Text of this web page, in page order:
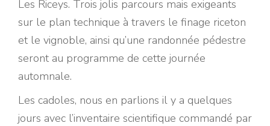
Les Riceys. Trois jolis parcours mais exigeants
sur le plan technique à travers le finage riceton
et le vignoble, ainsi qu’une randonnée pédestre
seront au programme de cette journée
automnale.
Les cadoles, nous en parlions il y a quelques
jours avec l’inventaire scientifique commandé par